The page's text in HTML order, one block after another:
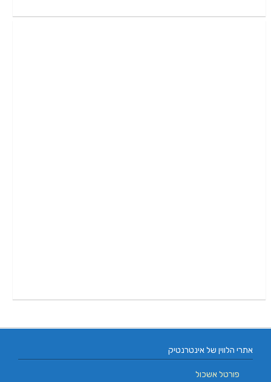
אתרי הלווין של אינטרנטיק
פורטל אשכול